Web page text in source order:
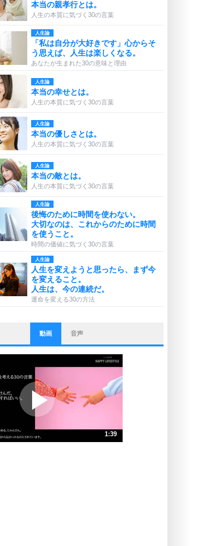
本当の親孝行とは。
人生の本質に気づく30の言葉
人生論
「私は自分が大好きです」心からそ
う思えば、人生は楽しくなる。
あなたが生まれた30の意味と理由
人生論
本当の幸せとは。
人生の本質に気づく30の言葉
人生論
本当の優しさとは。
人生の本質に気づく30の言葉
人生論
本当の敵とは。
人生の本質に気づく30の言葉
人生論
後悔のために時間を使わない。
大切なのは、これからのために時間
を使うこと。
時間の価値に気づく30の言葉
人生論
人生を変えようと思ったら、まず今
を変えること。
人生は、今の連続だ。
運命を変える30の方法
ストレス対策
他人と比べない。
いっそのこと、他人を見ない。
いらいらしない人になる30の方法
プラス思考
ポジティブになれない原因は、行動
しないから。
ポジティブ思考になる30の方法
ストレス対策
人生、なんとかなるもの。
動画 音声
1:39